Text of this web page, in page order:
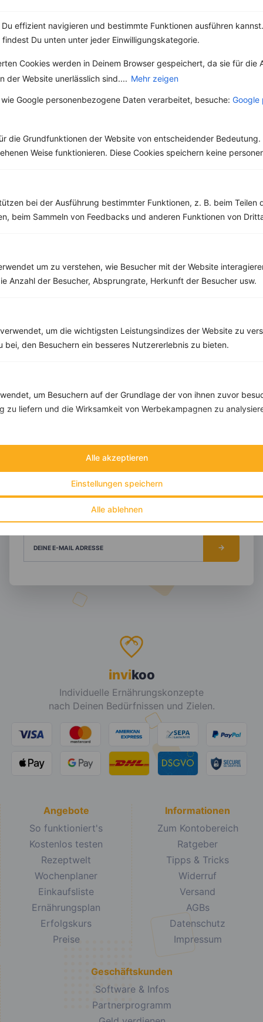
effizient navigieren und bestimmte Funktionen ausführen
Du unten unter jeder Einwilligungskategorie.
Cookies werden in Deinem Browser gespeichert, da sie für die
der Website unerlässlich sind.... Mehr zeigen
Google personenbezogene Daten verarbeitet, besuche: Google
die Grundfunktionen der Website von entscheidender Bedeutung.
Weise funktionieren. Diese Cookies speichern keine
bei der Ausführung bestimmter Funktionen, z. B. beim Teilen
beim Sammeln von Feedbacks und anderen Funktionen von
um zu verstehen, wie Besucher mit der Website
Anzahl der Besucher, Absprungrate, Herkunft der Besucher usw.
um die wichtigsten Leistungsindizes der Website zu
bei, den Besuchern ein besseres Nutzererlebnis zu bieten.
um Besuchern auf der Grundlage der von ihnen zuvor
zu liefern und die Wirksamkeit von Werbekampagnen zu
Alle ablehnen
Einstellungen speichern
Alle akzeptieren
‹ ›
Fett: 23 g
Eiweiß: 18 g
Tipps & Tricks Aktionen & Rabatte
Alle Felder, bis auf Deine E-Mail Adresse, sindoptional.
NACHNAME
DEINE E-MAIL ADRESSE
invikoo
Individuelle Ernährungskonzepte
nach Deinen Bedürfnissen und Zielen.
Angebote
So funktioniert's
Kostenlos testen
Rezeptwelt
Wochenplaner
Einkaufsliste
Ernährungsplan
Erfolgskurs
Preise
Informationen
Zum Kontobereich
Ratgeber
Tipps & Tricks
Widerruf
Versand
AGBs
Datenschutz
Impressum
Geschäftskunden
Software & Infos
Partnerprogramm